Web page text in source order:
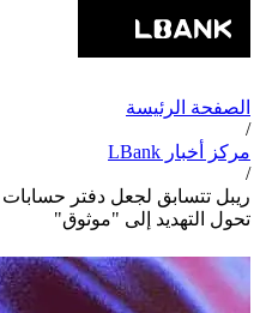
الصفحة الرئيسة
/
مركز أخبار LBank
/
تحول التهديد إلى "موثوق"